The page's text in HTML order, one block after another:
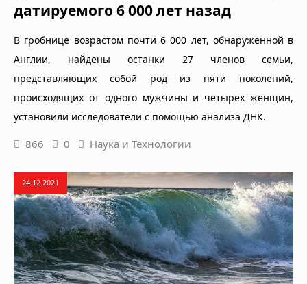
датируемого 6 000 лет назад
В гробнице возрастом почти 6 000 лет, обнаруженной в
Англии, найдены останки 27 членов семьи,
представляющих собой род из пяти поколений,
происходящих от одного мужчины и четырех женщин,
установили исследователи с помощью анализа ДНК.
866 0 Наука и Технологии
24.12.2021